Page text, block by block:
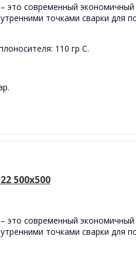
это современный
точками сварки для
110 гр С.
500x500
это современный
точками сварки для